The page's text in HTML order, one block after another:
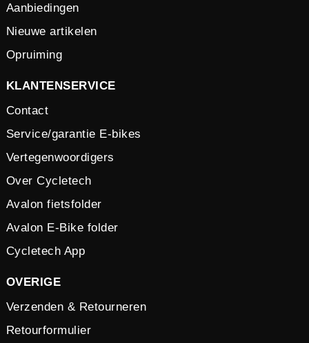
Aanbiedingen
Nieuwe artikelen
Opruiming
KLANTENSERVICE
Contact
Service/garantie E-bikes
Vertegenwoordigers
Over Cycletech
Avalon fietsfolder
Avalon E-Bike folder
Cycletech App
OVERIGE
Verzenden & Retourneren
Retourformulier